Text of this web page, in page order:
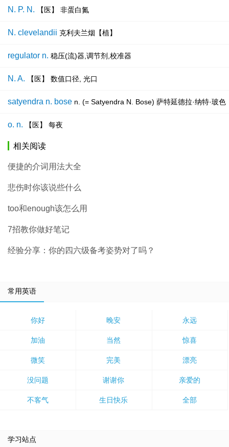
N. P. N. 【医】 非蛋白氮
N. clevelandii 克利夫兰烟【植】
regulator n. 稳压(流)器,调节剂,校准器
N. A. 【医】 数值口径, 光口
satyendra n. bose n. (= Satyendra N. Bose) 萨特延德拉·纳特·玻
o. n. 【医】 每夜
相关阅读
便捷的介词用法大全
悲伤时你该说些什么
too和enough该怎么用
7招教你做好笔记
经验分享：你的四六级备考姿势对了吗？
常用英语
你好 晚安 永远
加油 当然 惊喜
微笑 完美 漂亮
没问题 谢谢你 亲爱的
不客气 生日快乐 全部
学习站点